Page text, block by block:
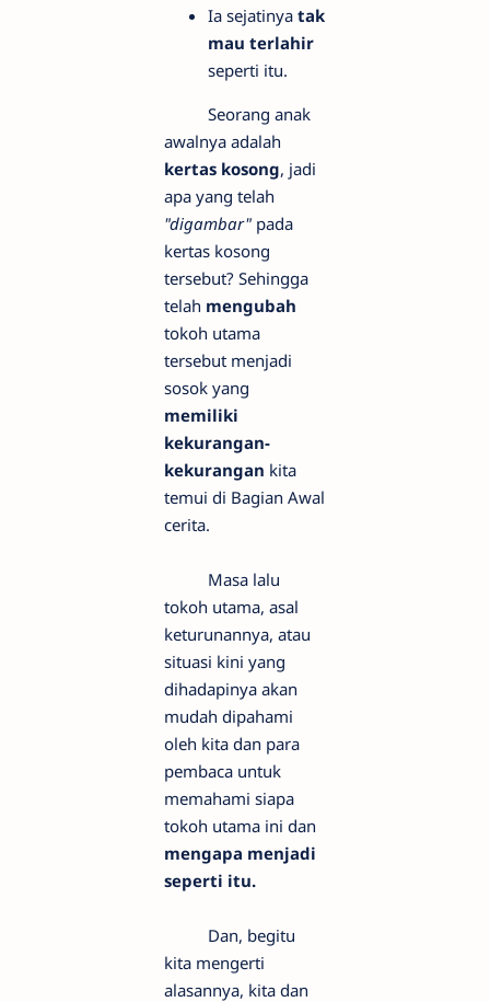
Ia sejatinya tak
mau terlahir
seperti itu.
Seorang anak
awalnya adalah
kertas kosong, jadi
apa yang telah
"digambar" pada
kertas kosong
tersebut? Sehingga
telah mengubah
tokoh utama
tersebut menjadi
sosok yang
memiliki
kekurangan-
kekurangan kita
temui di Bagian Awal
cerita.
Masa lalu
tokoh utama, asal
keturunannya, atau
situasi kini yang
dihadapinya akan
mudah dipahami
oleh kita dan para
pembaca untuk
memahami siapa
tokoh utama ini dan
mengapa menjadi
seperti itu.
Dan, begitu
kita mengerti
alasannya, kita dan